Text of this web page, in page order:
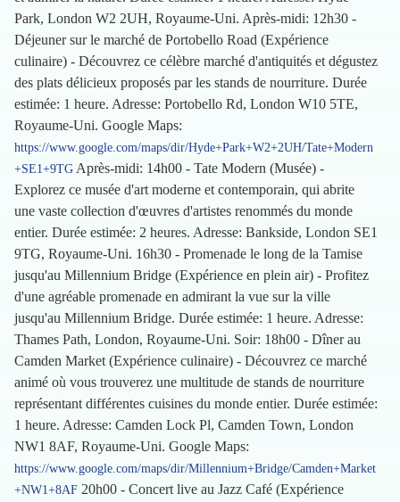
Park, London W2 2UH, Royaume-Uni. Après-midi: 12h30 -
Déjeuner sur le marché de Portobello Road (Expérience
culinaire) - Découvrez ce célèbre marché d'antiquités et dégustez
des plats délicieux proposés par les stands de nourriture. Durée
estimée: 1 heure. Adresse: Portobello Rd, London W10 5TE,
Royaume-Uni. Google Maps:
https://www.google.com/maps/dir/Hyde+Park+W2+2UH/Tate+Modern
+SE1+9TG Après-midi: 14h00 - Tate Modern (Musée) -
Explorez ce musée d'art moderne et contemporain, qui abrite
une vaste collection d'œuvres d'artistes renommés du monde
entier. Durée estimée: 2 heures. Adresse: Bankside, London SE1
9TG, Royaume-Uni. 16h30 - Promenade le long de la Tamise
jusqu'au Millennium Bridge (Expérience en plein air) - Profitez
d'une agréable promenade en admirant la vue sur la ville
jusqu'au Millennium Bridge. Durée estimée: 1 heure. Adresse:
Thames Path, London, Royaume-Uni. Soir: 18h00 - Dîner au
Camden Market (Expérience culinaire) - Découvrez ce marché
animé où vous trouverez une multitude de stands de nourriture
représentant différentes cuisines du monde entier. Durée estimée:
1 heure. Adresse: Camden Lock Pl, Camden Town, London
NW1 8AF, Royaume-Uni. Google Maps:
https://www.google.com/maps/dir/Millennium+Bridge/Camden+Market
+NW1+8AF 20h00 - Concert live au Jazz Café (Expérience